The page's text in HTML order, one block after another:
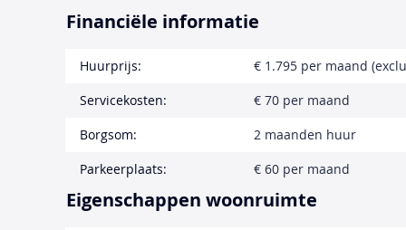
Financiële informatie
Huurprijs:
€ 1.795 per maand
Servicekosten:
€ 70 per maand
Borgsom:
2 maanden huur
Parkeerplaats:
€ 60 per maand
Eigenschappen woonruimte